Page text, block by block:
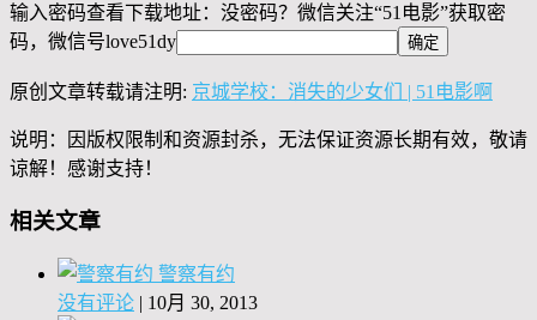
输入密码查看下载地址：没密码？微信关注“51电影”获取密
码，微信号love51dy
原创文章转载请注明: 京城学校：消失的少女们 | 51电影啊
说明：因版权限制和资源封杀，无法保证资源长期有效，敬请
谅解！感谢支持！
相关文章
警察有约
没有评论 | 10月 30, 2013